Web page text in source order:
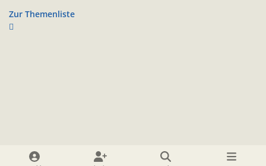
Zur Themenliste
Heller Modus
Dunkler ModusSystemeinstellung